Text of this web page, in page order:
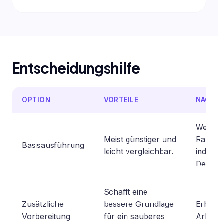
Entscheidungshilfe
OPTION VORTEILE
Basisausführung
Meist günstiger und
leicht vergleichbar.
Zusätzliche
Vorbereitung
Schafft eine
bessere Grundlage
für ein sauberes